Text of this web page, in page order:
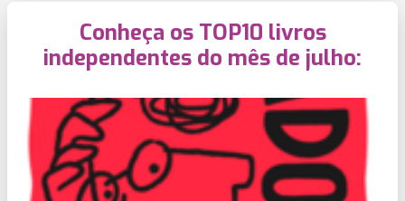
Conheça os TOP10 livros
independentes do mês de julho: